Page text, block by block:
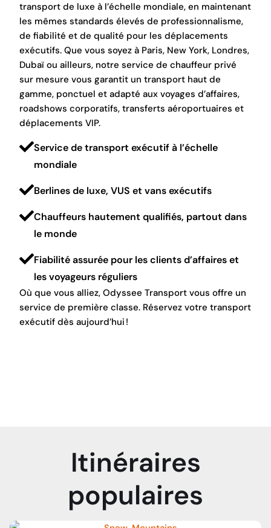
transport de luxe à l’échelle mondiale, en maintenant
les mêmes standards élevés de professionnalisme,
de fiabilité et de qualité pour les déplacements
exécutifs. Que vous soyez à Paris, New York, Londres,
Dubaï ou ailleurs, notre service de chauffeur privé
sur mesure vous garantit un transport haut de
gamme, ponctuel et adapté aux voyages d’affaires,
roadshows corporatifs, transferts aéroportuaires et
déplacements VIP.
Service de transport exécutif à l’échelle
mondiale
Berlines de luxe, VUS et vans exécutifs
Chauffeurs hautement qualifiés, partout dans
le monde
Fiabilité assurée pour les clients d’affaires et
les voyageurs réguliers
Où que vous alliez, Odyssee Transport vous offre un
service de première classe. Réservez votre transport
exécutif dès aujourd’hui !
Itinéraires
populaires